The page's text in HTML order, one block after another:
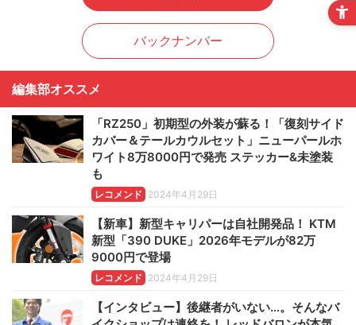
バックナンバー
編集部オススメ
「RZ250」初期型の外装が蘇る！「復刻サイド
カバー＆テールカウルセット」ニューパールホ
ワイト8万8000円で発売 ステッカー&未塗装
も
レコメンド 2024年4月29日
【新車】新型キャリパーは自社開発品！ KTM
新型「390 DUKE」2026年モデルが82万
9000円で登場
レコメンド 2024年4月29日
【インタビュー】後継者がいない…。そんなバ